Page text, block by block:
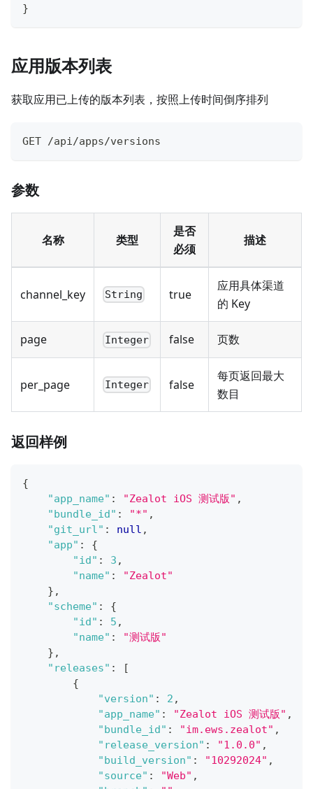
}
应用版本列表
获取应用已上传的版本列表，按照上传时间倒序排列
GET /api/apps/versions
参数
名称 类型
是否
必须
描述
channel_key String true
应用具体渠道
的 Key
page Integer false 页数
per_page Integer false
每页返回最大
数目
返回样例
{
"app_name" : "Zealot iOS 测试版" ,
"bundle_id" : "*" ,
"git_url" : null ,
"app" :
{
"id" : 3 ,
"name" :
"Zealot"
} ,
"scheme" :
{
"id" : 5 ,
"name" :
"测试版"
} ,
"releases" :
[
{
"version" : 2 ,
"app_name" : "Zealot iOS 测试版" ,
"bundle_id" : "im.ews.zealot" ,
"release_version" : "1.0.0" ,
"build_version" : "10292024" ,
"source" : "Web" ,